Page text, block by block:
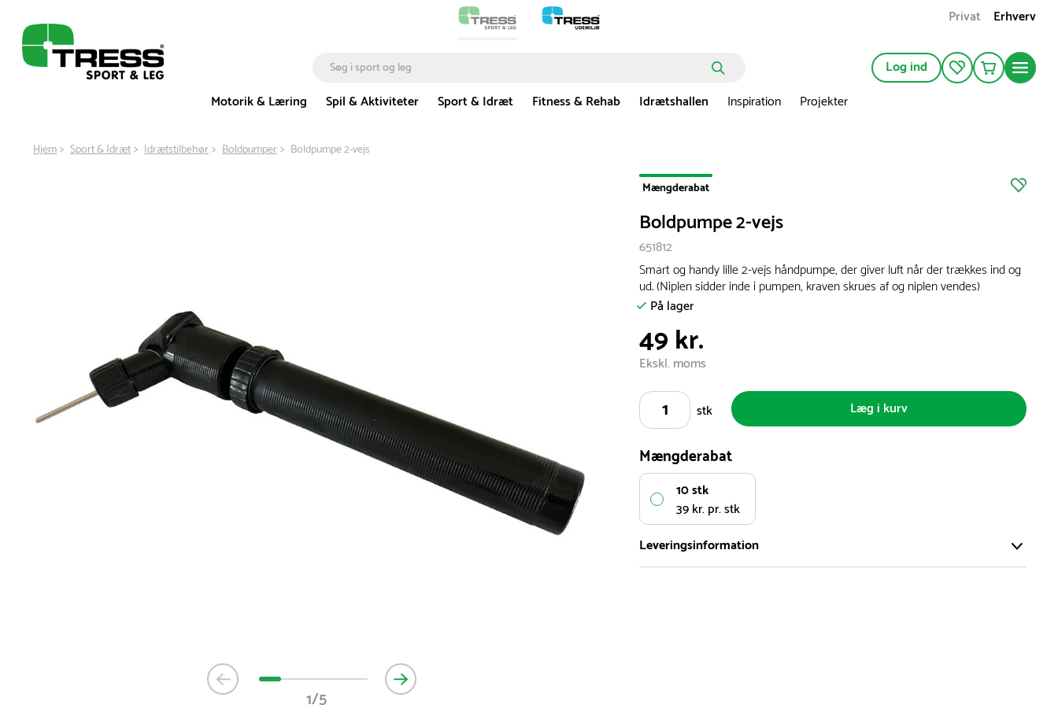
Privat Erhverv
Log ind
Motorik & Læring
Spil & Aktiviteter Sport & Idræt Fitness & Rehab Idrætshallen Inspiration Projekter
Hjem Sport & Idræt Idrætstilbehør Boldpumper Boldpumpe 2-vejs
1/5
Mængderabat
Boldpumpe 2-vejs
651812
Smart og handy lille 2-vejs håndpumpe, der giver luft når der trækkes ind og
ud. (Niplen sidder inde i pumpen, kraven skrues af og niplen vendes)
På lager
49 kr.
Ekskl. moms
stk Læg i kurv
Mængderabat
10 stk
39 kr. pr. stk
Leveringsinformation